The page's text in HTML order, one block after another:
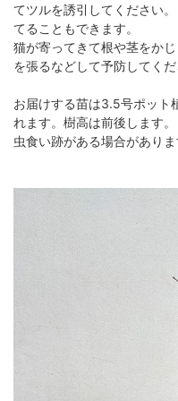
てツルを誘引してください
てることもできます。
猫が寄ってきて根や茎をか
を張るなどして予防してくだ
お届けする苗は3.5号ポット
れます。樹高は前後します
虫食い跡がある場合がありま